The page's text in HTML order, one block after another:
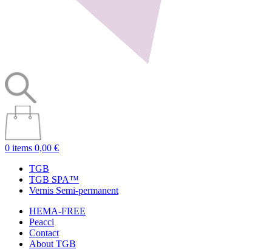
0 items 0,00 €
TGB
TGB SPA™
Vernis Semi-permanent
HEMA-FREE
Peacci
Contact
About TGB